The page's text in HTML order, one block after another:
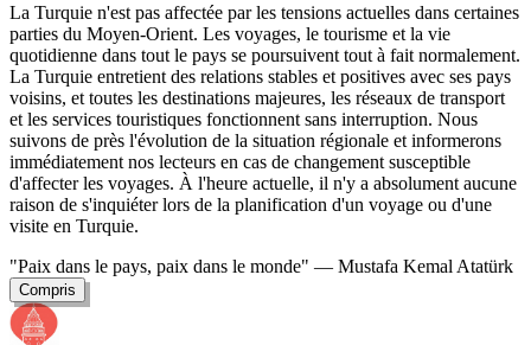
La Turquie n'est pas affectée par les tensions actuelles dans certaines
parties du Moyen-Orient. Les voyages, le tourisme et la vie
quotidienne dans tout le pays se poursuivent tout à fait normalement.
La Turquie entretient des relations stables et positives avec ses pays
voisins, et toutes les destinations majeures, les réseaux de transport
et les services touristiques fonctionnent sans interruption. Nous
suivons de près l'évolution de la situation régionale et informerons
immédiatement nos lecteurs en cas de changement susceptible
d'affecter les voyages. À l'heure actuelle, il n'y a absolument aucune
raison de s'inquiéter lors de la planification d'un voyage ou d'une
visite en Turquie.
"Paix dans le pays, paix dans le monde" — Mustafa Kemal Atatürk
Compris